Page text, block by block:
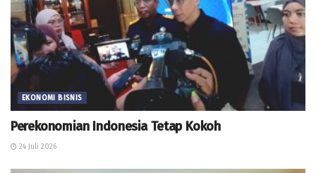
EKONOMI BISNIS
Perekonomian Indonesia Tetap Kokoh
24 Juli 2026